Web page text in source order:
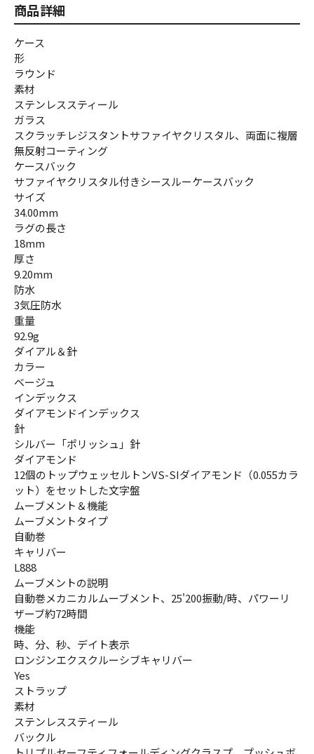
商品詳細
ケース
形
ラウンド
素材
ステンレススティール
ガラス
スクラッチレジスタントサファイヤクリスタル、両面に複層
無反射コーティング
ケースバック
サファイヤクリスタル付きシースルーケースバック
サイズ
34.00mm
ラグの長さ
18mm
厚さ
9.20mm
防水
3気圧防水
重量
92.9g
ダイアル＆針
カラー
ベージュ
インデックス
ダイアモンドインデックス
針
シルバー「ポリッシュ」針
ダイアモンド
12個のトップウェッセルトンVS-SIダイアモンド（0.055カラ
ット）をセットした文字盤
ムーブメント＆機能
ムーブメントタイプ
自動巻
キャリバー
L888
ムーブメントの説明
自動巻メカニカルムーブメント、25'200振動/時、パワーリ
ザーブ約72時間
機能
時、分、秒、デイト表示
ロンジンエクスクルーシブキャリバー
Yes
ストラップ
素材
ステンレススティール
バックル